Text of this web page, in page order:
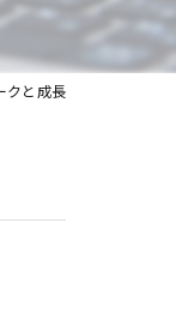
クと成長